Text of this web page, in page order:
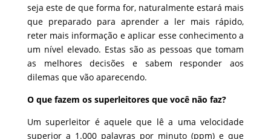
seja este de que forma for, naturalmente estará mais
que preparado para aprender a ler mais rápido,
reter mais informação e aplicar esse conhecimento a
um nível elevado. Estas são as pessoas que tomam
as melhores decisões e sabem responder aos
dilemas que vão aparecendo.
O que fazem os superleitores que você não faz?
Um superleitor é aquele que lê a uma velocidade
superior a 1.000 palavras por minuto (ppm) e que